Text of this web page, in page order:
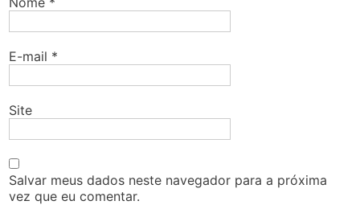
E-mail *
Site
Salvar meus dados neste navegador para a próxima
vez que eu comentar.